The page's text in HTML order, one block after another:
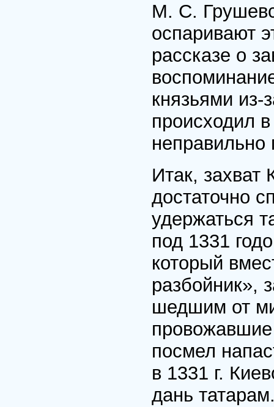
М. С.
оспаривают
рассказе о
князьями
происходил
неправильно
Итак, захват
достаточно
удержаться
под 1331
который
разбойник»,
шедшим от
посмел
в 1331 г.
дань